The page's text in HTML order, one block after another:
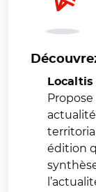
Localtis
édition